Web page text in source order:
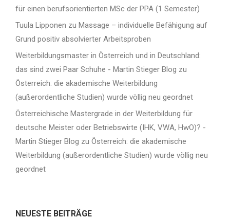
für einen berufsorientierten MSc der PPA (1 Semester)
Tuula Lipponen zu Massage – individuelle Befähigung auf
Grund positiv absolvierter Arbeitsproben
Weiterbildungsmaster in Österreich und in Deutschland:
das sind zwei Paar Schuhe - Martin Stieger Blog zu
Österreich: die akademische Weiterbildung
(außerordentliche Studien) wurde völlig neu geordnet
Österreichische Mastergrade in der Weiterbildung für
deutsche Meister oder Betriebswirte (IHK, VWA, HwO)? -
Martin Stieger Blog zu Österreich: die akademische
Weiterbildung (außerordentliche Studien) wurde völlig neu
geordnet
NEUESTE BEITRÄGE